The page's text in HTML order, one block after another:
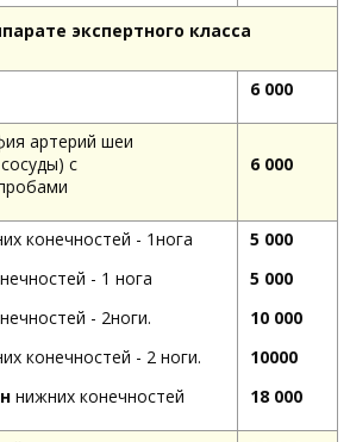
экспертного класса
6 000
артерий шеи
с
6 000
конечностей - 1нога
- 1 нога
- 2ноги.
конечностей - 2 ноги.
нижних конечностей
5 000
5 000
10 000
10000
18 000